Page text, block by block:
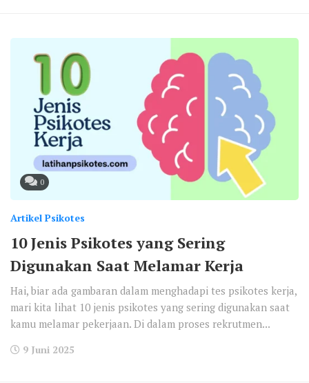
0
Artikel Psikotes
10 Jenis Psikotes yang Sering
Digunakan Saat Melamar Kerja
Hai, biar ada gambaran dalam menghadapi tes psikotes kerja,
mari kita lihat 10 jenis psikotes yang sering digunakan saat
kamu melamar pekerjaan. Di dalam proses rekrutmen...
9 Juni 2025